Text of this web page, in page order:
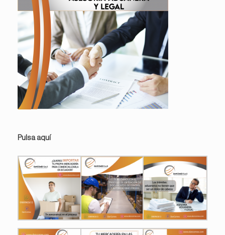
Pulsa aquí